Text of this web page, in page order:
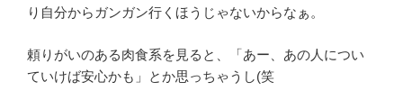
り自分からガンガン行くほうじゃないからなぁ。
頼りがいのある肉食系を見ると、「あー、あの人につい
ていけば安心かも」とか思っちゃうし(笑